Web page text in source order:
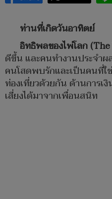
ท่านที่เกิดวันอาทิตย์
อิทธิพลของไพ่โลก
ดีขึ้น และคนทำงานประจำ
คนโสดพบรักและเป็นคนที่
ท่องเที่ยวด้วยกัน ด้านการเ
เสี่ยงได้มาจากเพื่อนสนิท